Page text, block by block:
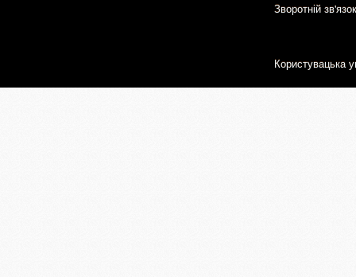
Зворотній зв'язок
Користувацька